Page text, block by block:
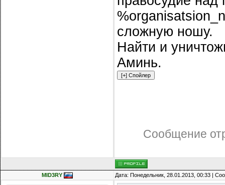
сложную ношу.
Найти и
Аминь.
Сообщение
MID3RY Дата: Понедельник, 28.01.2013, 00:33 |